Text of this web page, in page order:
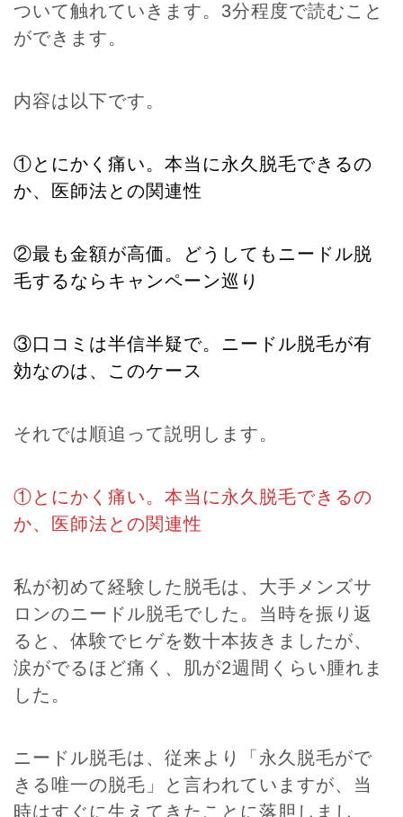
ついて触れていきます。3分程度で読むこと
ができます。
内容は以下です。
①とにかく痛い。本当に永久脱毛できるの
か、医師法との関連性
②最も金額が高価。どうしてもニードル脱
毛するならキャンペーン巡り
③口コミは半信半疑で。ニードル脱毛が有
効なのは、このケース
それでは順追って説明します。
①とにかく痛い。本当に永久脱毛できるの
か、医師法との関連性
私が初めて経験した脱毛は、大手メンズサ
ロンのニードル脱毛でした。当時を振り返
ると、体験でヒゲを数十本抜きましたが、
涙がでるほど痛く、肌が2週間くらい腫れま
した。
ニードル脱毛は、従来より「永久脱毛がで
きる唯一の脱毛」と言われていますが、当
時はすぐに生えてきたことに落胆しまし